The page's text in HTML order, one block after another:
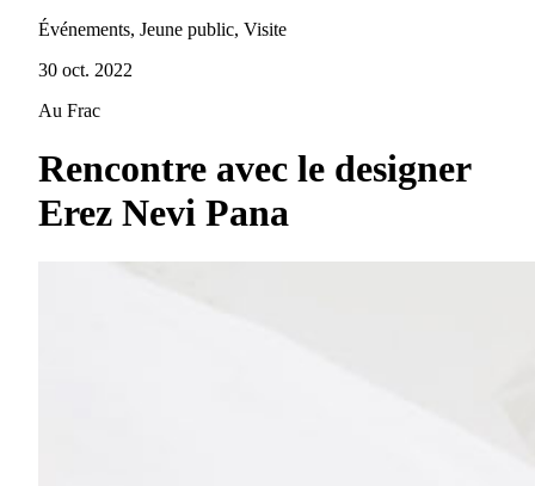
Événements, Jeune public, Visite
30 oct. 2022
Au Frac
Rencontre avec le designer
Erez Nevi Pana